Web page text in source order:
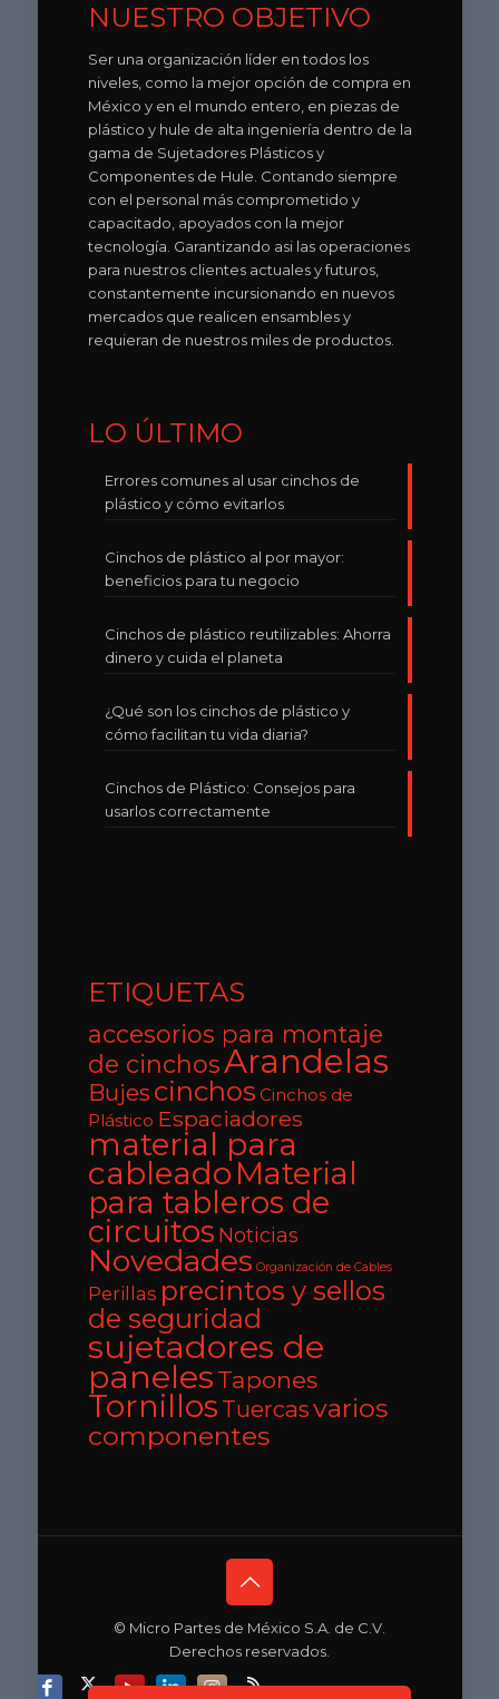
NUESTRO OBJETIVO
Ser una organización líder en todos los
niveles, como la mejor opción de compra en
México y en el mundo entero, en piezas de
plástico y hule de alta ingeniería dentro de la
gama de Sujetadores Plásticos y
Componentes de Hule. Contando siempre
con el personal más comprometido y
capacitado, apoyados con la mejor
tecnología. Garantizando asi las operaciones
para nuestros clientes actuales y futuros,
constantemente incursionando en nuevos
mercados que realicen ensambles y
requieran de nuestros miles de productos.
LO ÚLTIMO
Errores comunes al usar cinchos de
plástico y cómo evitarlos
Cinchos de plástico al por mayor:
beneficios para tu negocio
Cinchos de plástico reutilizables: Ahorra
dinero y cuida el planeta
¿Qué son los cinchos de plástico y
cómo facilitan tu vida diaria?
Cinchos de Plástico: Consejos para
usarlos correctamente
ETIQUETAS
accesorios para montaje
de cinchosArandelas
Bujes cinchos Cinchos de
Plástico Espaciadores
material para
cableadoMaterial
para tableros de
circuitos Noticias
Novedades Organización de Cables
Perillas precintos y sellos
de seguridad
sujetadores de
paneles Tapones
Tornillos Tuercasvarios
componentes
© Micro Partes de México S.A. de C.V.
Derechos reservados.